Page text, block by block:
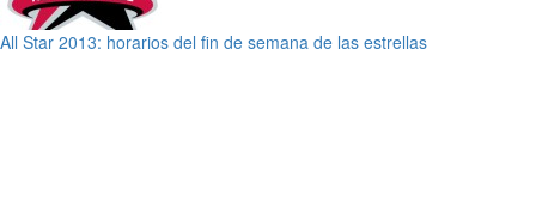
All Star 2013: horarios del fin de semana de las estrellas